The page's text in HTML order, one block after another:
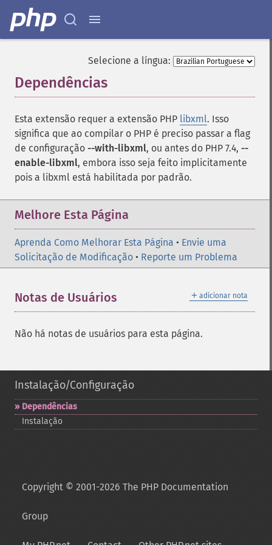
Selecione a língua:
Dependências
Esta extensão requer a extensão PHP libxml. Isso
significa que ao compilar o PHP é preciso passar a flag
de configuração --with-libxml, ou antes do PHP 7.4, --
enable-libxml, embora isso seja feito implicitamente
pois a libxml está habilitada por padrão.
Melhore Esta Página
Aprenda Como Melhorar Esta Página • Envie uma
Solicitação de Modificação • Reporte um Problema
＋ adicionar nota
Notas de Usuários
Não há notas de usuários para esta página.
Instalação/Configuração
Dependências
Instalação
Copyright © 2001-2026 The PHP Documentation
Group